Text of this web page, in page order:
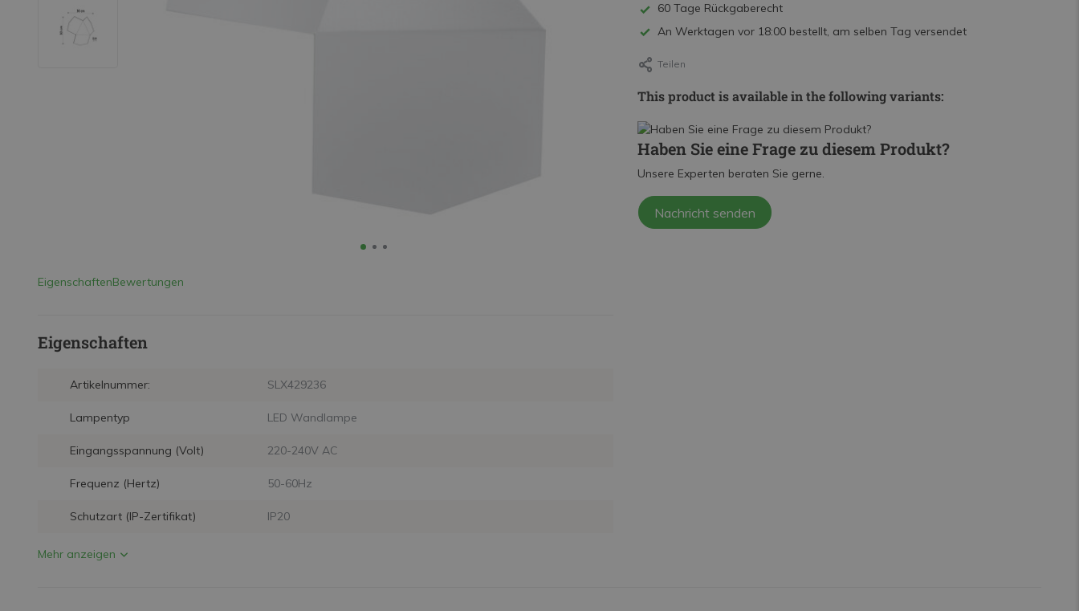
LED Smart Home
EigenschaftenBewertungen
Eigenschaften
Artikelnummer: SLX429236
Lampentyp LED Wandlampe
Eingangsspannung (Volt) 220-240V AC
Frequenz (Hertz) 50-60Hz
Schutzart (IP-Zertifikat) IP20
Mehr anzeigen
60 Tage Rückgaberecht
An Werktagen vor 18:00 bestellt, am selben Tag versendet
Teilen
This product is available in the following variants:
Haben Sie eine Frage zu diesem Produkt?
Unsere Experten beraten Sie gerne.
Nachricht senden